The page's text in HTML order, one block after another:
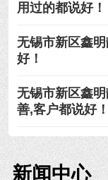
用过的都说好！
无锡市新区鑫
好！
无锡市新区鑫
善,客户都说好！
新闻中心